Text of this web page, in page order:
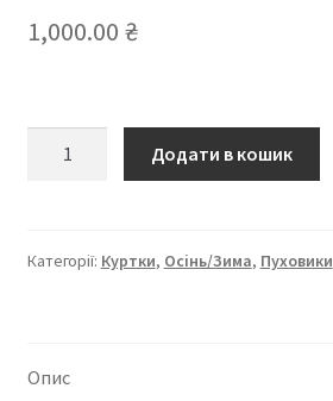
1,000.00 ₴
Додати в кошик
Категорії: Куртки, Осінь/Зима, Пуховики
Опис